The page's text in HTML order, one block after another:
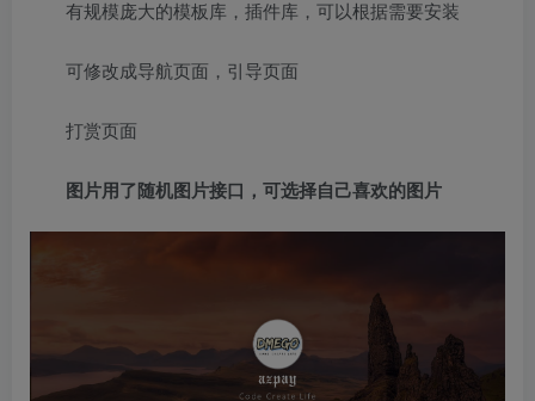
有规模庞大的模板库，插件库，可以根据需要安装
可修改成导航页面，引导页面
打赏页面
图片用了随机图片接口，可选择自己喜欢的图片